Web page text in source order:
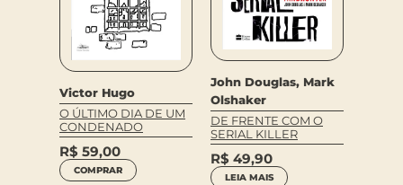
Victor Hugo
O ÚLTIMO DIA DE UM
CONDENADO
R$ 59,00
COMPRAR
John Douglas, Mark
Olshaker
DE FRENTE COM O
SERIAL KILLER
R$ 49,90
LEIA MAIS